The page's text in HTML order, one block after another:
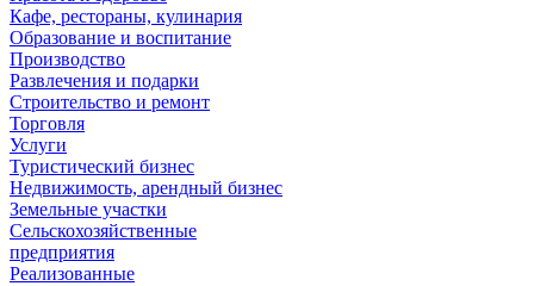
Кафе, рестораны, кулинария
Образование и воспитание
Производство
Развлечения и подарки
Строительство и ремонт
Торговля
Услуги
Туристический бизнес
Недвижимость, арендный бизнес
Земельные участки
Сельскохозяйственные
предприятия
Реализованные